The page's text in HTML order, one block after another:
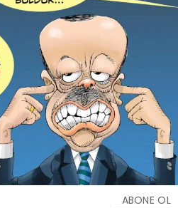
ABONE OL